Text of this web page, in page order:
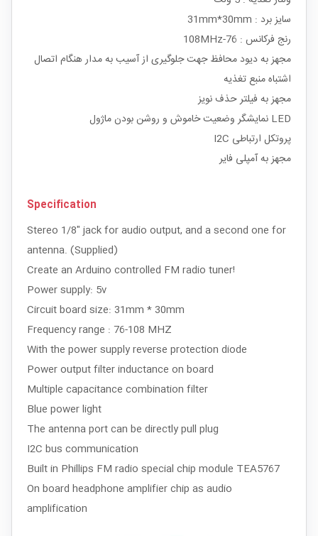
سایز برد : 31mm*30mm
رنج فرکانس : 76-108MHz
مجهز به دیود محافظ جهت جلوگیری از آسیب به مدار هنگام اتصال
اشتباه منبع تغذیه
مجهز به فیلتر حذف نویز
LED نمایشگر وضعیت خاموش و روشن بودن ماژول
پروتکل ارتباطی I2C
مجهز به آمپلی فایر
Specification
Stereo 1/8" jack for audio output, and a second one for
antenna. (Supplied)
Create an Arduino controlled FM radio tuner!
Power supply: 5v
Circuit board size: 31mm * 30mm
Frequency range : 76-108 MHZ
With the power supply reverse protection diode
Power output filter inductance on board
Multiple capacitance combination filter
Blue power light
The antenna port can be directly pull plug
I2C bus communication
Built in Phillips FM radio special chip module TEA5767
On board headphone amplifier chip as audio
amplification